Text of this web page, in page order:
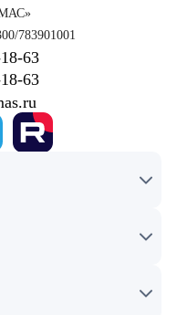
783901001